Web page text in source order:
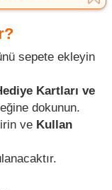
sepete ekleyin
Kartları ve
dokunun.
ve Kullan